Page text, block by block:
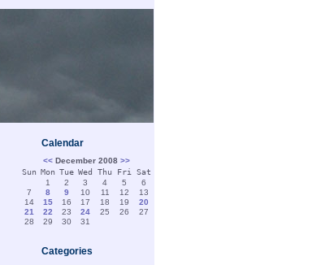
Calendar
<< December 2008 >>
Sun Mon Tue Wed Thu Fri
Sat
1
2 3 4 5
6
7
8 9 10 11 12
13
14
15 16 17 18 19
20
21
22 23 24 25 26
27
28
29 30 31
Categories